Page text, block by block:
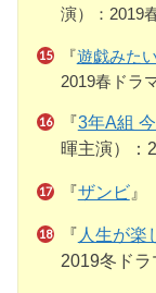
演）：2019
『遊戯みた
2019春ドラ
『3年A組
暉主演）：
『ザンビ』
『 人生が楽
2019冬ドラ